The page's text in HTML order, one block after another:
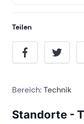
Teilen
Bereich:Technik
Standorte -